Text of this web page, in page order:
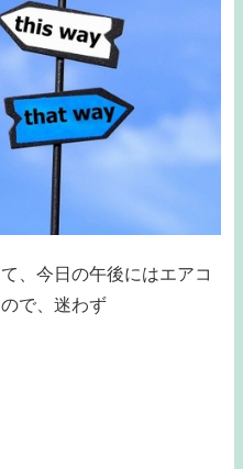
、今日の午後にはエアコ
で、迷わず